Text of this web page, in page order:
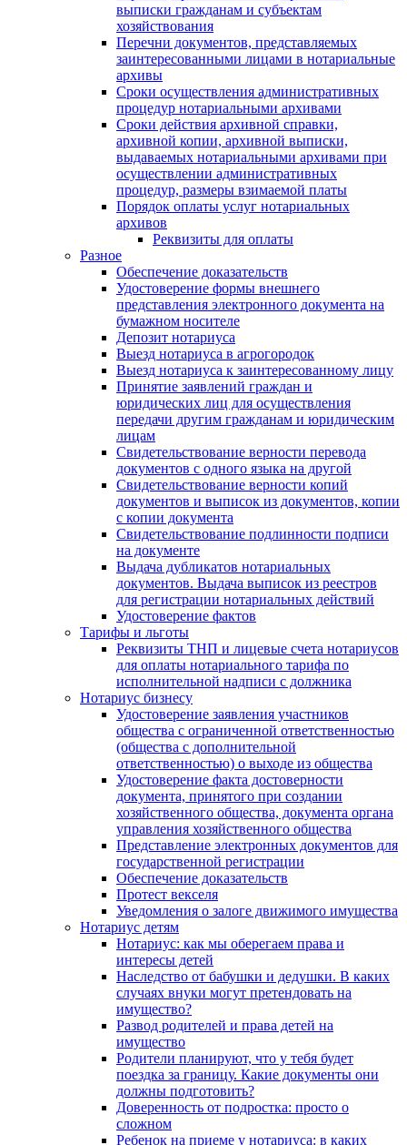
выписки гражданам и субъектам
хозяйствования
Перечни документов, представляемых
заинтересованными лицами в нотариальные
архивы
Сроки осуществления административных
процедур нотариальными архивами
Сроки действия архивной справки,
архивной копии, архивной выписки,
выдаваемых нотариальными архивами при
осуществлении административных
процедур, размеры взимаемой платы
Порядок оплаты услуг нотариальных
архивов
Реквизиты для оплаты
Разное
Обеспечение доказательств
Удостоверение формы внешнего
представления электронного документа на
бумажном носителе
Депозит нотариуса
Выезд нотариуса в агрогородок
Выезд нотариуса к заинтересованному лицу
Принятие заявлений граждан и
юридических лиц для осуществления
передачи другим гражданам и юридическим
лицам
Свидетельствование верности перевода
документов с одного языка на другой
Свидетельствование верности копий
документов и выписок из документов, копии
с копии документа
Свидетельствование подлинности подписи
на документе
Выдача дубликатов нотариальных
документов. Выдача выписок из реестров
для регистрации нотариальных действий
Удостоверение фактов
Тарифы и льготы
Реквизиты ТНП и лицевые счета нотариусов
для оплаты нотариального тарифа по
исполнительной надписи с должника
Нотариус бизнесу
Удостоверение заявления участников
общества с ограниченной ответственностью
(общества с дополнительной
ответственностью) о выходе из общества
Удостоверение факта достоверности
документа, принятого при создании
хозяйственного общества, документа органа
управления хозяйственного общества
Представление электронных документов для
государственной регистрации
Обеспечение доказательств
Протест векселя
Уведомления о залоге движимого имущества
Нотариус детям
Нотариус: как мы оберегаем права и
интересы детей
Наследство от бабушки и дедушки. В каких
случаях внуки могут претендовать на
имущество?
Развод родителей и права детей на
имущество
Родители планируют, что у тебя будет
поездка за границу. Какие документы они
должны подготовить?
Доверенность от подростка: просто о
сложном
Ребенок на приеме у нотариуса: в каких